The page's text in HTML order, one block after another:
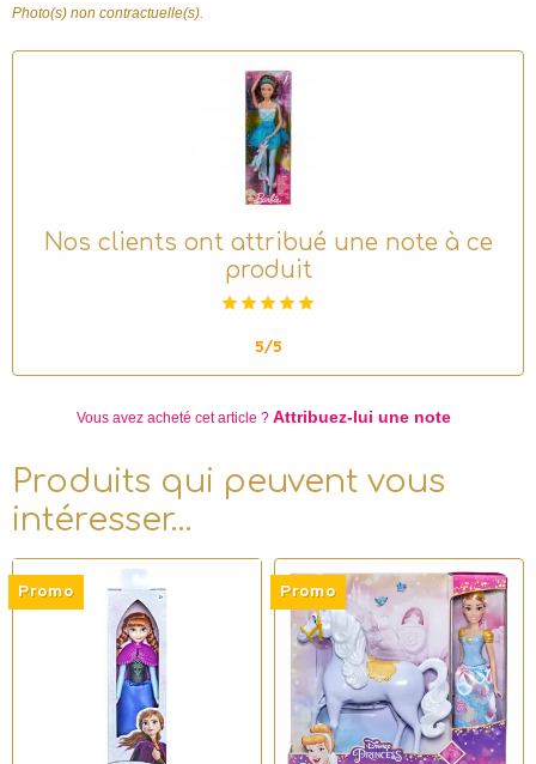
Photo(s) non contractuelle(s).
Nos clients ont attribué une note à ce
produit
5/5
Vous avez acheté cet article ? Attribuez-lui une note
Produits qui peuvent vous
intéresser…
Promo Promo